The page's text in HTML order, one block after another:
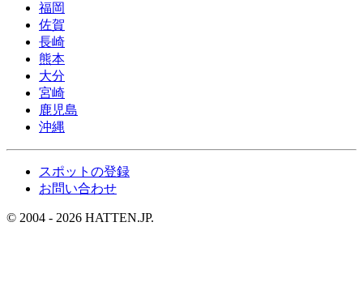
福岡
佐賀
長崎
熊本
大分
宮崎
鹿児島
沖縄
スポットの登録
お問い合わせ
© 2004 - 2026 HATTEN.JP.